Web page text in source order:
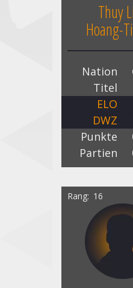
Thuy
Hoang-
Nation
Titel
ELO
DWZ
Punkte
Partien
Rang 16